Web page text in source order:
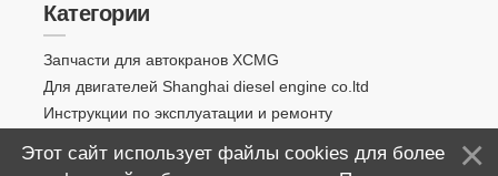
Категории
Запчасти для автокранов XCMG
Для двигателей Shanghai diesel engine co.ltd
Инструкции по эксплуатации и ремонту
Этот сайт использует файлы cookies для более